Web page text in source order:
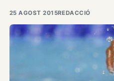
25 AGOST 2015REDACCIÓ